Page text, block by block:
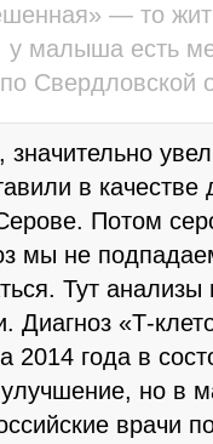
— то
у малыша есть
Свердловской
в качестве
Потом
мы не
Тут
Диагноз «Т-
2014 года в
улучшение, но в
врачи